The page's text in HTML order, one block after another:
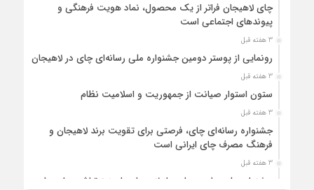
چای لاهیجان فراتر از یک محصول، نماد هویت فرهنگی و
پیوندهای اجتماعی است
3 هفته قبل
رونمایی از پوستر دومین جشنواره ملی رسانه‌ای چای در لاهیجان
3 هفته قبل
ستون استوار صیانت از جمهوریت و اسلامیت نظام
3 هفته قبل
جشنواره رسانه‌ای چای، فرصتی برای تقویت برند لاهیجان و
فرهنگ مصرف چای ایرانی است
3 هفته قبل
جشنواره ملی چای، حمایت از لاهیجان یا هزینه‌تراشی برای چای